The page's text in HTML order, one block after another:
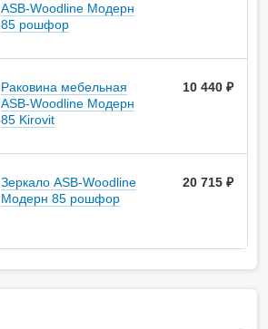
ASB-Woodline Модерн
85 рошфор
Раковина мебельная
ASB-Woodline Модерн
85 Kirovit
10 440 ₽
Зеркало ASB-Woodline
Модерн 85 рошфор
20 715 ₽